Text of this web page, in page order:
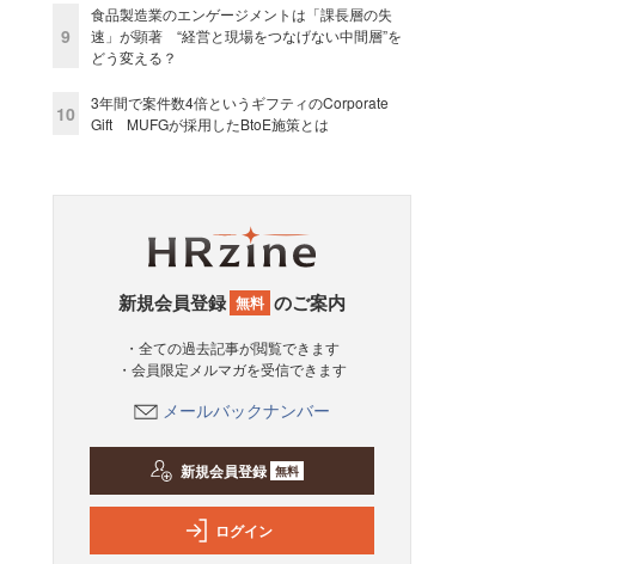
9
食品製造業のエンゲージメントは「課長層の失
速」が顕著 “経営と現場をつなげない中間層”を
どう変える？
10
3年間で案件数4倍というギフティのCorporate
Gift MUFGが採用したBtoE施策とは
新規会員登録 無料 のご案内
・全ての過去記事が閲覧できます
・会員限定メルマガを受信できます
メールバックナンバー
新規会員登録 無料
ログイン